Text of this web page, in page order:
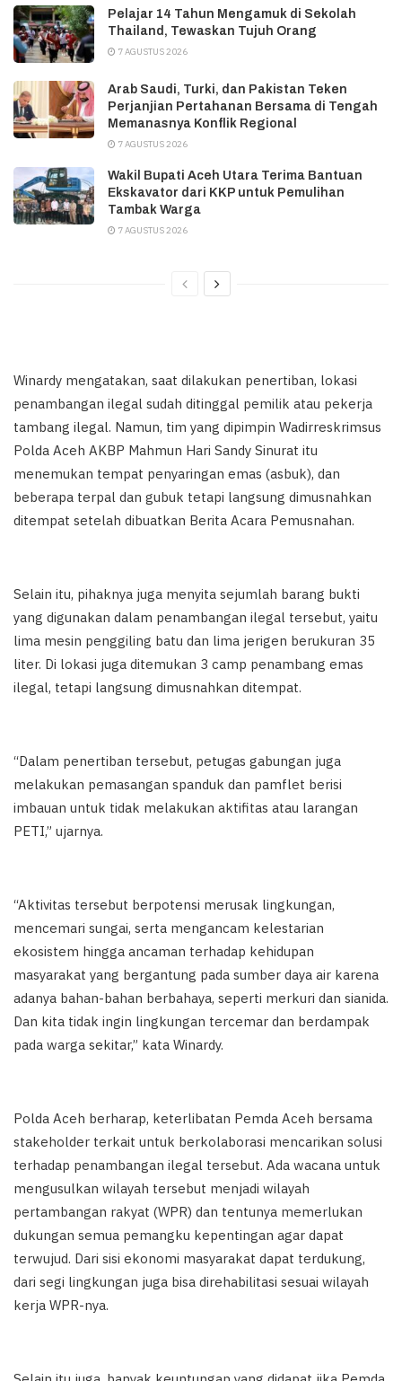
Pelajar 14 Tahun Mengamuk di Sekolah
Thailand, Tewaskan Tujuh Orang
7 AGUSTUS 2026
Arab Saudi, Turki, dan Pakistan Teken
Perjanjian Pertahanan Bersama di Tengah
Memanasnya Konflik Regional
7 AGUSTUS 2026
Wakil Bupati Aceh Utara Terima Bantuan
Ekskavator dari KKP untuk Pemulihan
Tambak Warga
7 AGUSTUS 2026
Winardy mengatakan, saat dilakukan penertiban, lokasi
penambangan ilegal sudah ditinggal pemilik atau pekerja
tambang ilegal. Namun, tim yang dipimpin Wadirreskrimsus
Polda Aceh AKBP Mahmun Hari Sandy Sinurat itu
menemukan tempat penyaringan emas (asbuk), dan
beberapa terpal dan gubuk tetapi langsung dimusnahkan
ditempat setelah dibuatkan Berita Acara Pemusnahan.
Selain itu, pihaknya juga menyita sejumlah barang bukti
yang digunakan dalam penambangan ilegal tersebut, yaitu
lima mesin penggiling batu dan lima jerigen berukuran 35
liter. Di lokasi juga ditemukan 3 camp penambang emas
ilegal, tetapi langsung dimusnahkan ditempat.
“Dalam penertiban tersebut, petugas gabungan juga
melakukan pemasangan spanduk dan pamflet berisi
imbauan untuk tidak melakukan aktifitas atau larangan
PETI,” ujarnya.
“Aktivitas tersebut berpotensi merusak lingkungan,
mencemari sungai, serta mengancam kelestarian
ekosistem hingga ancaman terhadap kehidupan
masyarakat yang bergantung pada sumber daya air karena
adanya bahan-bahan berbahaya, seperti merkuri dan sianida.
Dan kita tidak ingin lingkungan tercemar dan berdampak
pada warga sekitar,” kata Winardy.
Polda Aceh berharap, keterlibatan Pemda Aceh bersama
stakeholder terkait untuk berkolaborasi mencarikan solusi
terhadap penambangan ilegal tersebut. Ada wacana untuk
mengusulkan wilayah tersebut menjadi wilayah
pertambangan rakyat (WPR) dan tentunya memerlukan
dukungan semua pemangku kepentingan agar dapat
terwujud. Dari sisi ekonomi masyarakat dapat terdukung,
dari segi lingkungan juga bisa direhabilitasi sesuai wilayah
kerja WPR-nya.